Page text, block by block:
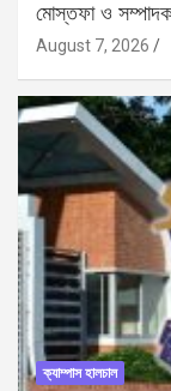
মোস্তফা ও সম্পাদক
August 7, 2026
ক্যাম্পাস হালচাল